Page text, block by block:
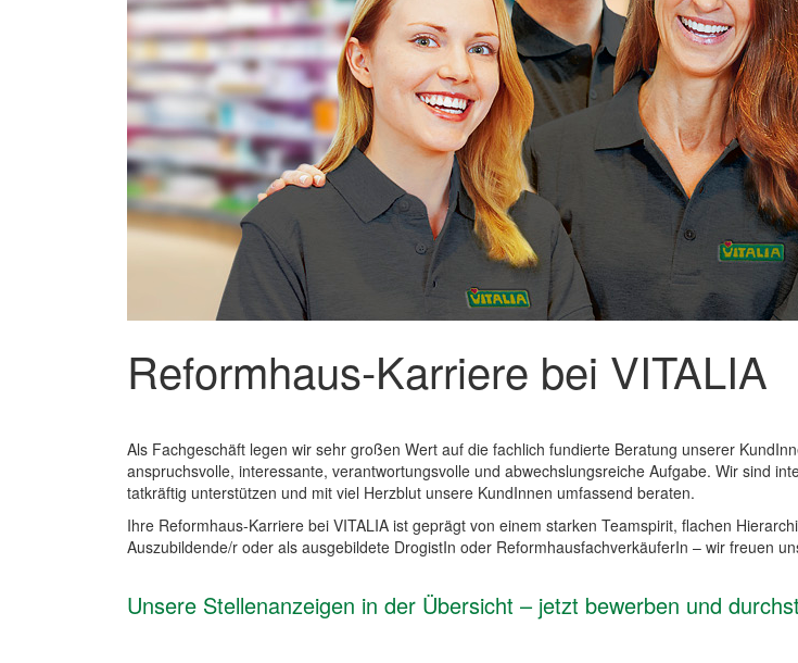
Reformhaus-Karriere bei VITALIA
Als Fachgeschäft legen wir sehr großen Wert auf die fachlich fundierte Beratung unserer
anspruchsvolle, interessante, verantwortungsvolle und abwechslungsreiche Aufgabe. Wir sind
tatkräftig unterstützen und mit viel Herzblut unsere KundInnen umfassend beraten.
Ihre Reformhaus-Karriere bei VITALIA ist geprägt von einem starken Teamspirit, flachen
Auszubildende/r oder als ausgebildete DrogistIn oder ReformhausfachverkäuferIn – wir freuen
Unsere Stellenanzeigen in der Übersicht – jetzt bewerben und